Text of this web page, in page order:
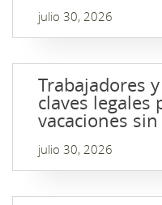
julio 30, 2026
Trabajadores
claves legales
vacaciones
julio 30, 2026